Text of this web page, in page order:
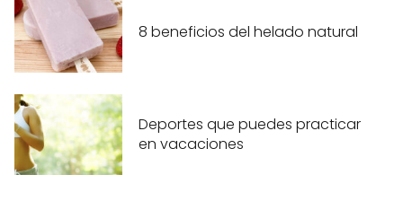
8 beneficios del helado natural
Deportes que puedes practicar
en vacaciones